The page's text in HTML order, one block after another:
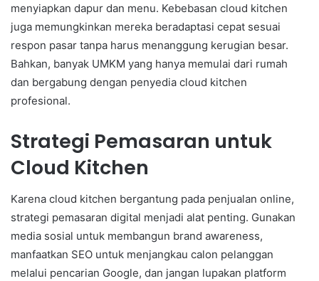
menyiapkan dapur dan menu. Kebebasan cloud kitchen
juga memungkinkan mereka beradaptasi cepat sesuai
respon pasar tanpa harus menanggung kerugian besar.
Bahkan, banyak UMKM yang hanya memulai dari rumah
dan bergabung dengan penyedia cloud kitchen
profesional.
Strategi Pemasaran untuk
Cloud Kitchen
Karena cloud kitchen bergantung pada penjualan online,
strategi pemasaran digital menjadi alat penting. Gunakan
media sosial untuk membangun brand awareness,
manfaatkan SEO untuk menjangkau calon pelanggan
melalui pencarian Google, dan jangan lupakan platform